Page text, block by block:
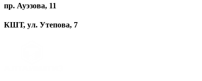
пр. Ауэзова, 11
КШТ, ул. Утепова, 7